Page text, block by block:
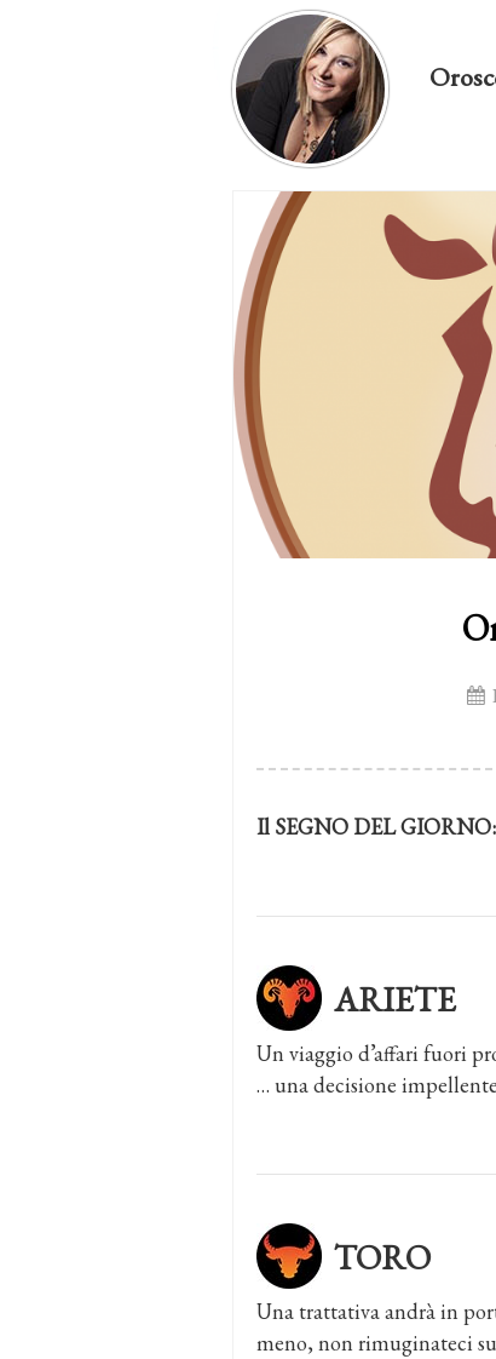
Il SEGNO DEL GIORNO:
ARIETE
Un viaggio d’affari fuori
… una decisione
TORO
Una trattativa andrà in
meno, non rimuginateci